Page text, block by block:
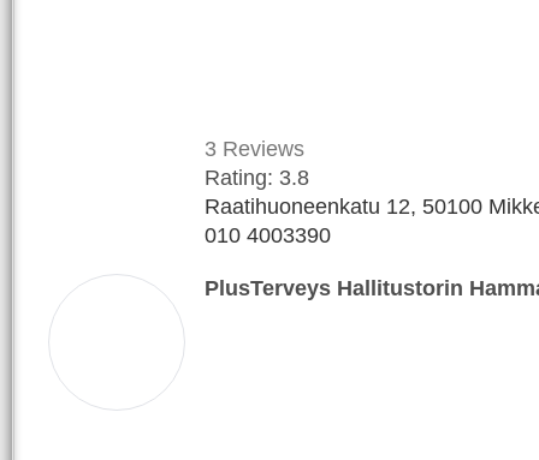
3 Reviews
Rating: 3.8
Raatihuoneenkatu 12, 50100
010 4003390
PlusTerveys Hallitustorin